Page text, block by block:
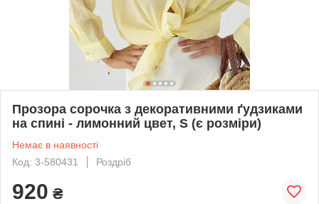
Прозора сорочка з декоративними ґудзиками
на спині - лимонний цвет, S (є розміри)
Немає в наявності
Код: 3-580431
Роздріб
920 ₴